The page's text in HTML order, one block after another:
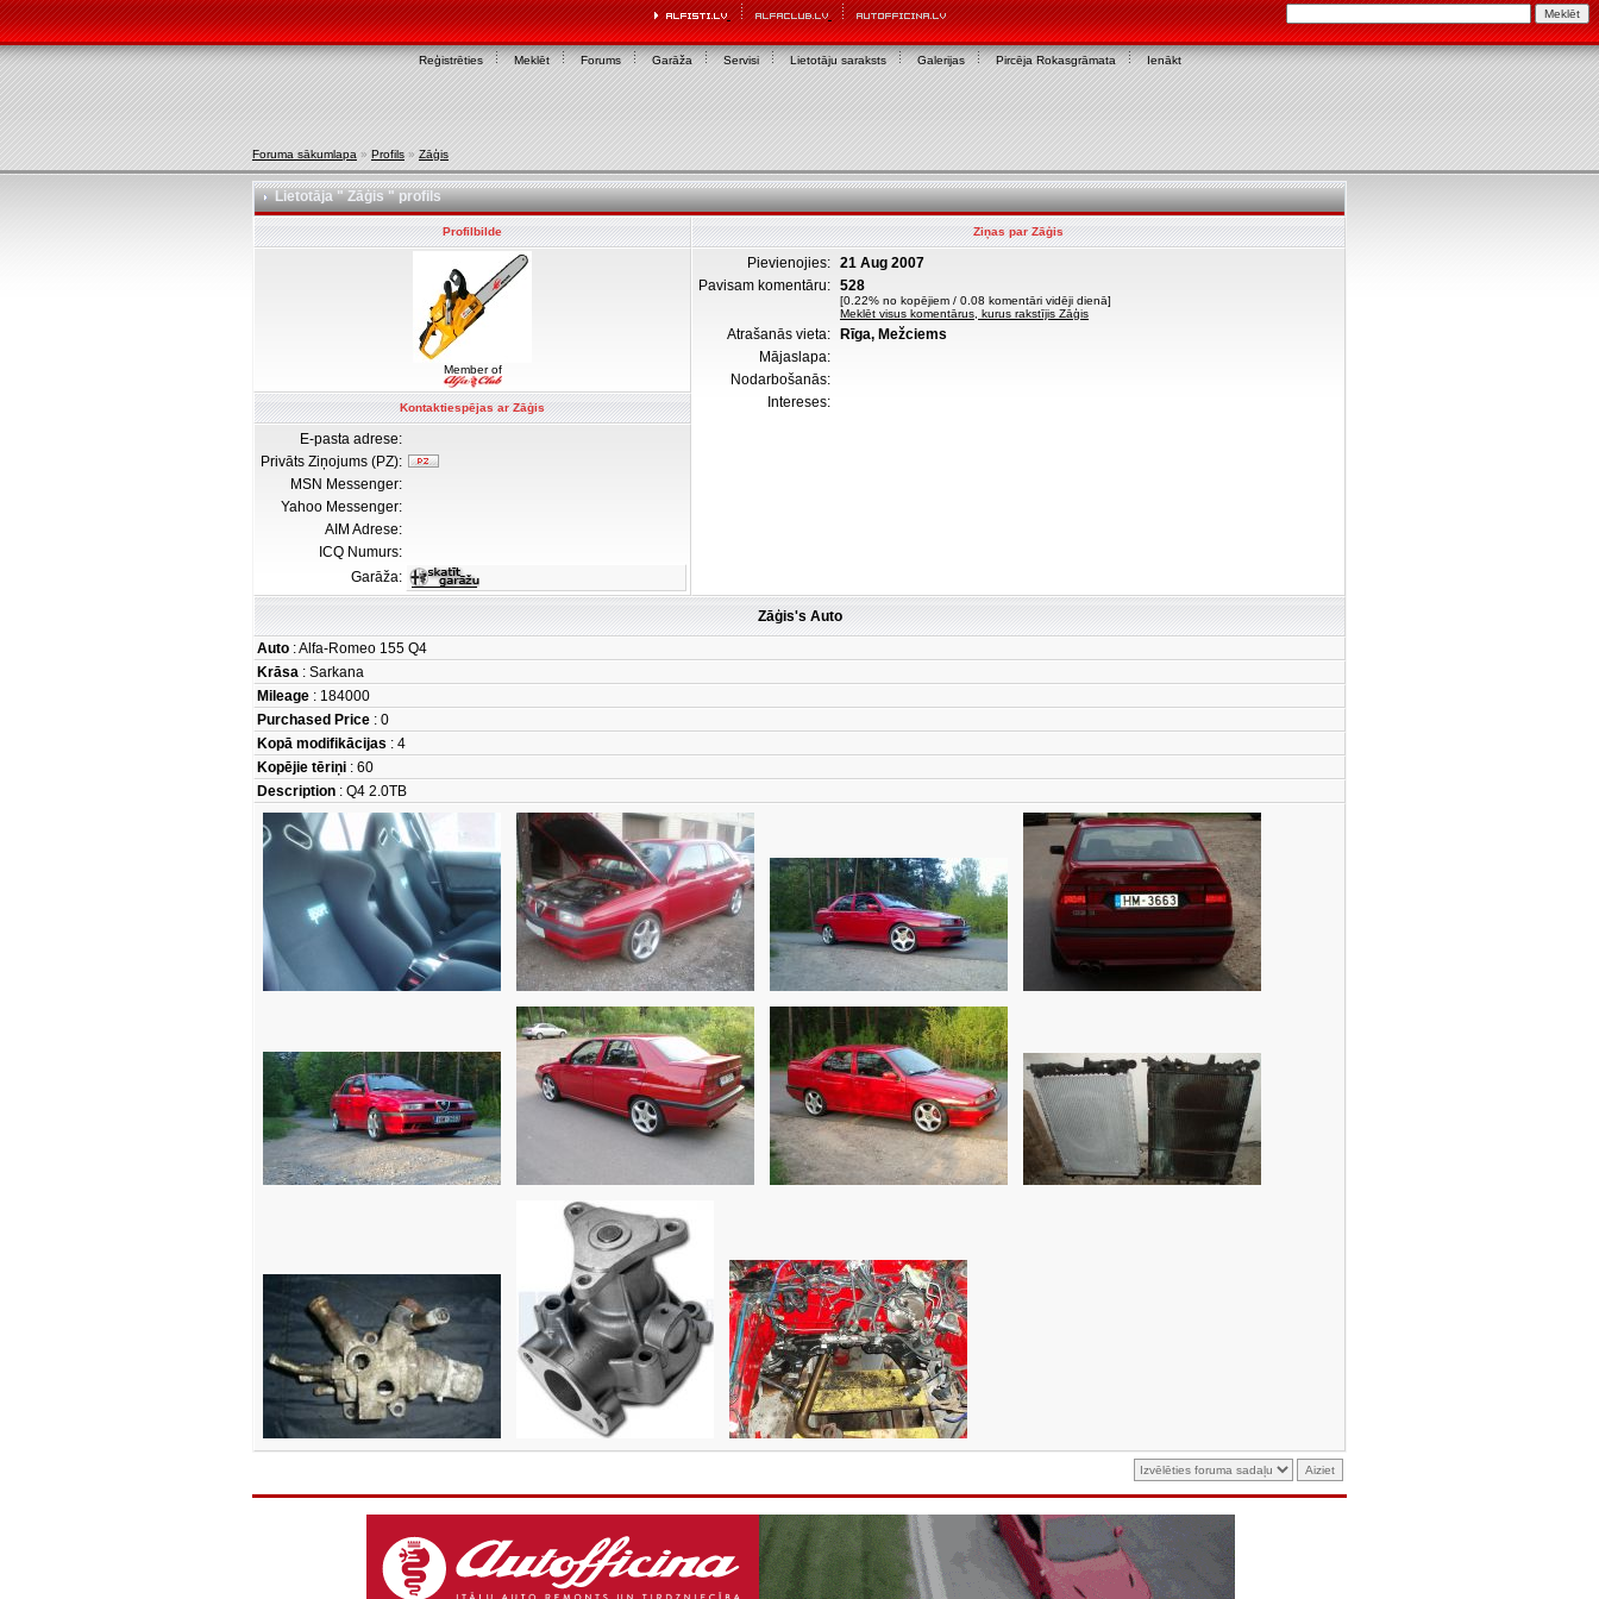
Reģistrēties Meklēt Forums Garāža Servisi Lietotāju saraksts Galerijas Pircēja Rokasgrāmata Ienākt
Foruma sākumlapa » Profils » Zāģis
Lietotāja " Zāģis " profils
Profilbilde Ziņas par Zāģis
Member of
Pievienojies: 21 Aug 2007
Pavisam komentāru: 528
[0.22% no kopējiem / 0.08 komentāri vidēji dienā]
Meklēt visus komentārus, kurus rakstījis Zāģis
Atrašanās vieta:
Rīga, Mežciems
Mājaslapa:
Nodarbošanās:
Intereses:
Kontaktiespējas ar Zāģis
E-pasta adrese:
Privāts Ziņojums (PZ):
MSN Messenger:
Yahoo Messenger:
AIM Adrese:
ICQ Numurs:
Garāža:
Zāģis's Auto
Auto : Alfa-Romeo 155 Q4
Krāsa : Sarkana
Mileage : 184000
Purchased Price : 0
Kopā modifikācijas : 4
Kopējie tēriņi : 60
Description : Q4 2.0TB